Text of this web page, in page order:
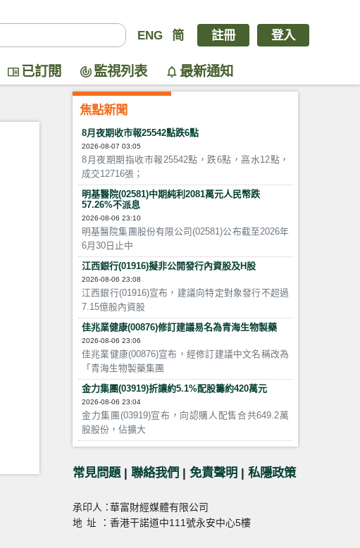
ENG 简 註冊 登入
已訂閱 監視列表 最新通知
焦點新聞
8月夜期收市報25542點跌6點
2026-08-07 03:05
8月夜期期指收市報25542點，跌6點，高水12點，
成交12716張；
明基醫院(02581)中期純利2081萬元人民幣跌
57.26%不派息
2026-08-06 23:10
明基醫院集團股份有限公司(02581)公布截至2026年
6月30日止中
江西銀行(01916)擬非公開發行內資股及H股
2026-08-06 23:08
江西銀行(01916)宣布，建議向特定對象發行不超過
7.15億股內資股
佳兆業健康(00876)修訂建議易名為青海生物製藥
2026-08-06 23:06
佳兆業健康(00876)宣布，經修訂建議中文名稱改為
「青海生物製藥集團
金力集團(03919)折讓約5.1%配股籌約420萬元
2026-08-06 23:04
金力集團(03919)宣布，向認購人配售合共649.2萬
股股份，佔擴大
常見問題 | 聯絡我們 | 免責聲明 | 私隱政策
承印人：華富財經媒體有限公司
地址：香港干諾道中111號永安中心5樓